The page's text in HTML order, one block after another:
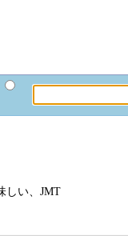
しい、JMT